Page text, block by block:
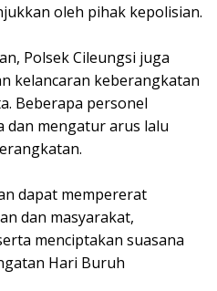
oleh pihak kepolisian.
Polsek Cileungsi juga
kelancaran keberangkatan
Beberapa personel
dan mengatur arus lalu
dapat mempererat
dan masyarakat,
menciptakan suasana
Hari Buruh